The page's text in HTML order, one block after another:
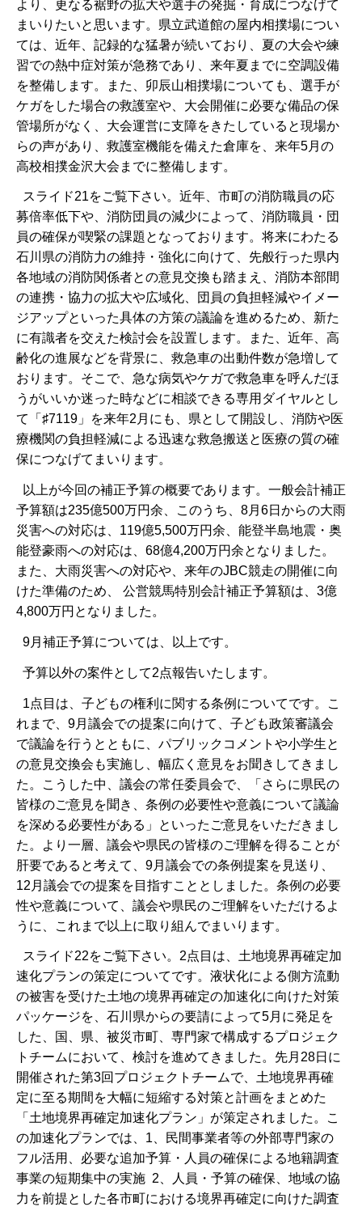
より、更なる裾野の拡大や選手の発掘・育成につなげて
まいりたいと思います。県立武道館の屋内相撲場につい
ては、近年、記録的な猛暑が続いており、夏の大会や練
習での熱中症対策が急務であり、来年夏までに空調設備
を整備します。また、卯辰山相撲場についても、選手が
ケガをした場合の救護室や、大会開催に必要な備品の保
管場所がなく、大会運営に支障をきたしていると現場か
らの声があり、救護室機能を備えた倉庫を、来年5月の
高校相撲金沢大会までに整備します。
スライド21をご覧下さい。近年、市町の消防職員の応
募倍率低下や、消防団員の減少によって、消防職員・団
員の確保が喫緊の課題となっております。将来にわたる
石川県の消防力の維持・強化に向けて、先般行った県内
各地域の消防関係者との意見交換も踏まえ、消防本部間
の連携・協力の拡大や広域化、団員の負担軽減やイメー
ジアップといった具体の方策の議論を進めるため、新た
に有識者を交えた検討会を設置します。また、近年、高
齢化の進展などを背景に、救急車の出動件数が急増して
おります。そこで、急な病気やケガで救急車を呼んだほ
うがいいか迷った時などに相談できる専用ダイヤルとし
て「♯7119」を来年2月にも、県として開設し、消防や医
療機関の負担軽減による迅速な救急搬送と医療の質の確
保につなげてまいります。
以上が今回の補正予算の概要であります。一般会計補正
予算額は235億500万円余、このうち、8月6日からの大雨
災害への対応は、119億5,500万円余、能登半島地震・奥
能登豪雨への対応は、68億4,200万円余となりました。
また、大雨災害への対応や、来年のJBC競走の開催に向
けた準備のため、 公営競馬特別会計補正予算額は、3億
4,800万円となりました。
9月補正予算については、以上です。
予算以外の案件として2点報告いたします。
1点目は、子どもの権利に関する条例についてです。こ
れまで、9月議会での提案に向けて、子ども政策審議会
で議論を行うとともに、パブリックコメントや小学生と
の意見交換会も実施し、幅広く意見をお聞きしてきまし
た。こうした中、議会の常任委員会で、「さらに県民の
皆様のご意見を聞き、条例の必要性や意義について議論
を深める必要性がある」といったご意見をいただきまし
た。より一層、議会や県民の皆様のご理解を得ることが
肝要であると考えて、9月議会での条例提案を見送り、
12月議会での提案を目指すこととしました。条例の必要
性や意義について、議会や県民のご理解をいただけるよ
うに、これまで以上に取り組んでまいります。
スライド22をご覧下さい。2点目は、土地境界再確定加
速化プランの策定についてです。液状化による側方流動
の被害を受けた土地の境界再確定の加速化に向けた対策
パッケージを、石川県からの要請によって5月に発足を
した、国、県、被災市町、専門家で構成するプロジェク
トチームにおいて、検討を進めてきました。先月28日に
開催された第3回プロジェクトチームで、土地境界再確
定に至る期間を大幅に短縮する対策と計画をまとめた
「土地境界再確定加速化プラン」が策定されました。こ
の加速化プランでは、1、民間事業者等の外部専門家の
フル活用、必要な追加予算・人員の確保による地籍調査
事業の短期集中の実施 2、人員・予算の確保、地域の協
力を前提とした各市町における境界再確定に向けた調査